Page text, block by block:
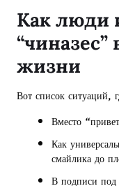
Как люди
жизни
Вот список ситуаций,
Вместо
Как
смайлика до
В подписи под